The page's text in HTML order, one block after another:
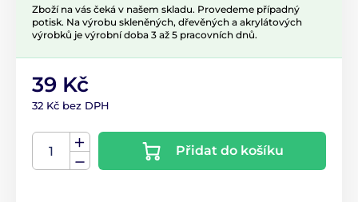
Zboží na vás čeká v našem skladu. Provedeme případný
potisk. Na výrobu skleněných, dřevěných a akrylátových
výrobků je výrobní doba 3 až 5 pracovních dnů.
39 Kč
32 Kč bez DPH
Přidat do košíku